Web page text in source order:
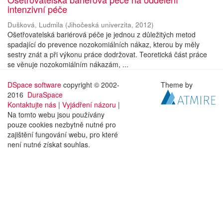
intenzivní péče
Dušková, Ludmila (Jihočeská univerzita, 2012)
Ošetřovatelská bariérová péče je jednou z důležitých metod
spadající do prevence nozokomiálních nákaz, kterou by měly
sestry znát a při výkonu práce dodržovat. Teoretická část práce
se věnuje nozokomiálním nákazám, ...
DSpace software copyright © 2002-
2016 DuraSpace
Kontaktujte nás | Vyjádření názoru |
Na tomto webu jsou používány
pouze cookies nezbytně nutné pro
zajištění fungování webu, pro které
není nutné získat souhlas.
Theme by